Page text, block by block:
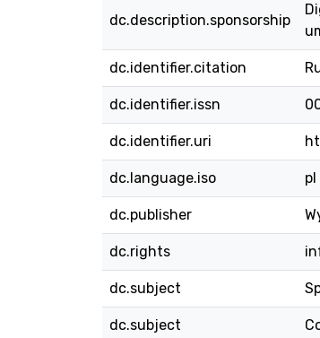
dc.description.sponsorship
dc.identifier.citation
dc.identifier.issn
dc.identifier.uri
dc.language.iso pl
dc.publisher
dc.rights
dc.subject
dc.subject